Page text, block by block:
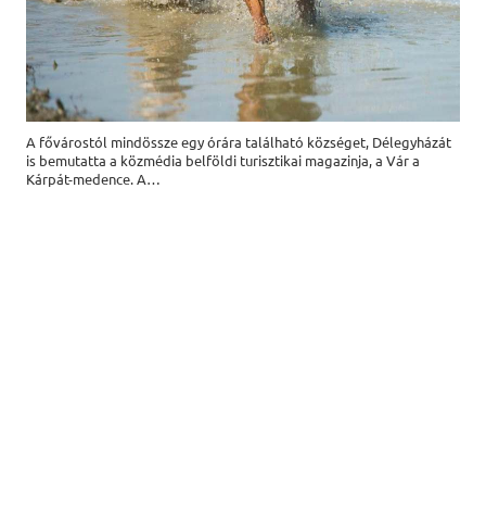
A fővárostól mindössze egy órára található községet, Délegyházát
is bemutatta a közmédia belföldi turisztikai magazinja, a Vár a
Kárpát-medence. A…